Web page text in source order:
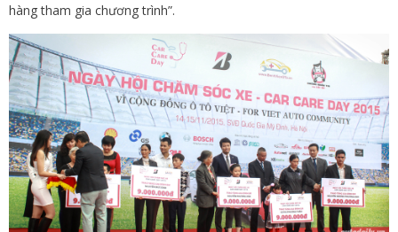
hàng tham gia chương trình”.